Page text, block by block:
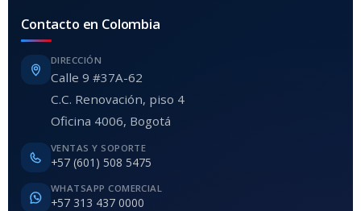
Contacto en Colombia
DIRECCIÓN
Calle 9 #37A-62
C.C. Renovación, piso 4
Oficina 4006, Bogotá
VENTAS Y SOPORTE
+57 (601) 508 5475
WHATSAPP COMERCIAL
+57 313 437 0000